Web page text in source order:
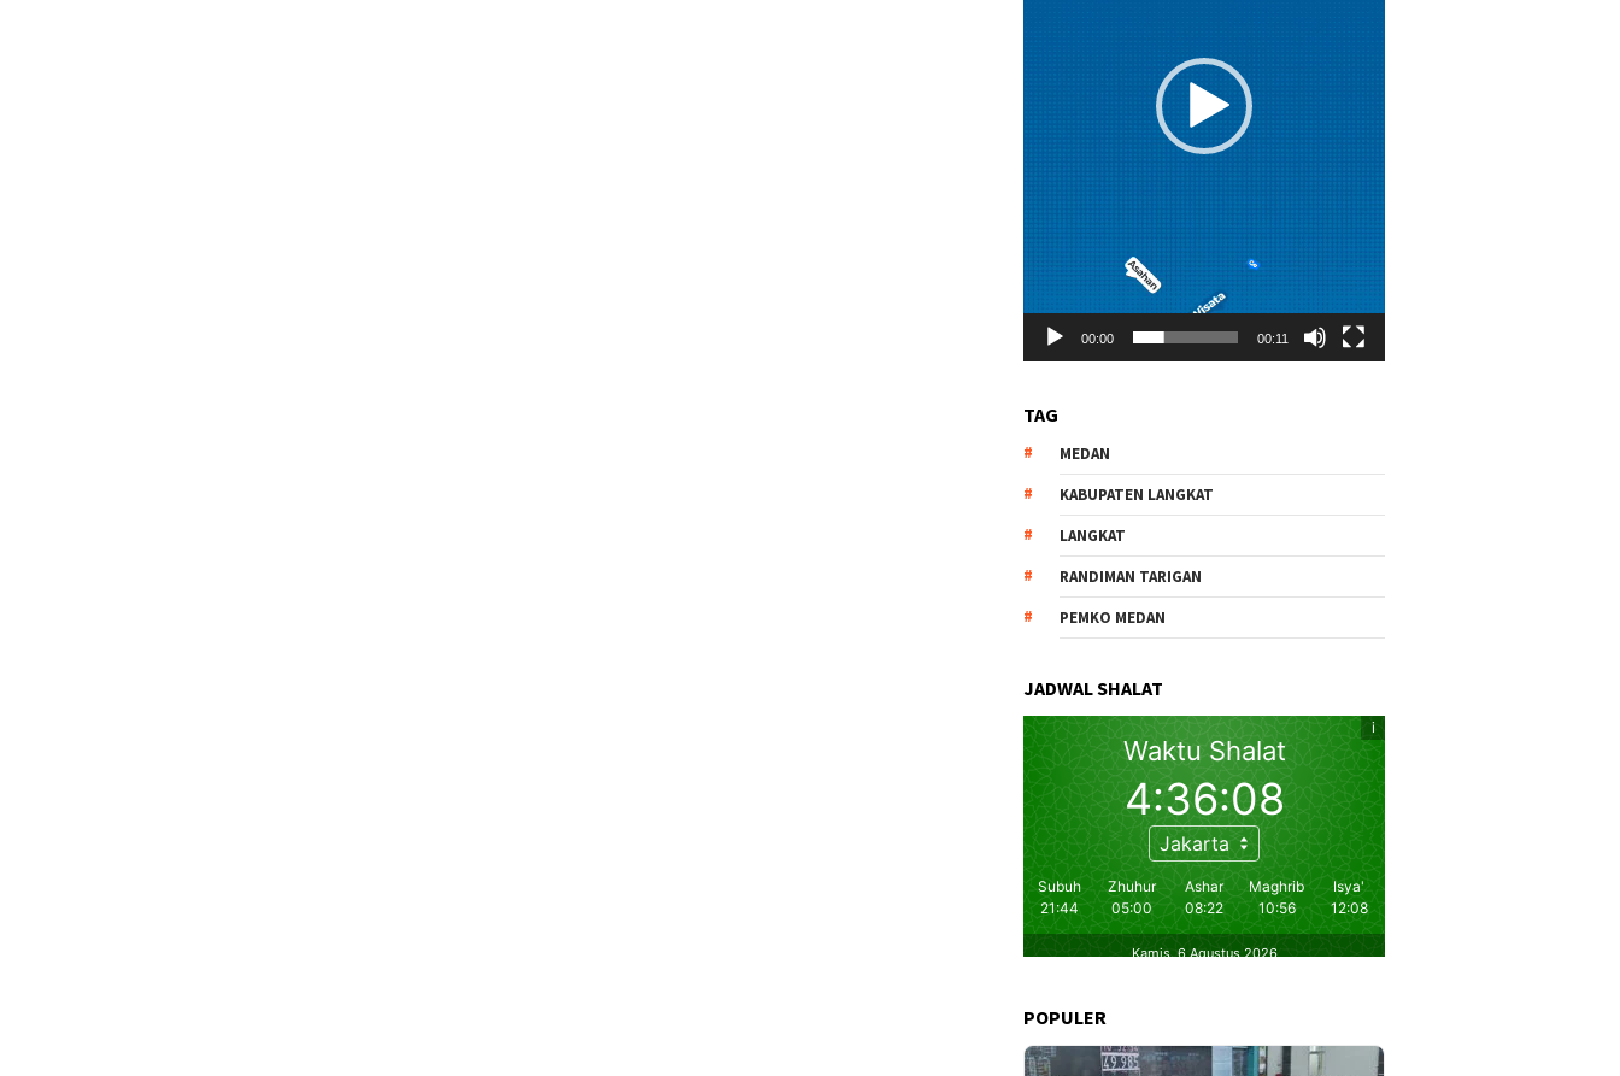
00:00 00:11
TAG
MEDAN
KABUPATEN LANGKAT
LANGKAT
RANDIMAN TARIGAN
PEMKO MEDAN
JADWAL SHALAT
POPULER